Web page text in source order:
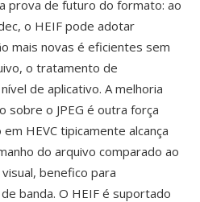
prova de futuro do formato: ao
o HEIF pode adotar
mais novas é eficientes sem
o tratamento de
de aplicativo. A melhoria
sobre o JPEG é outra força
HEVC tipicamente alcança
do arquivo comparado ao
visual, benefico para
banda. O HEIF é suportado